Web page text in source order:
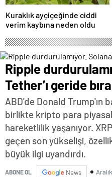
Kuraklık ayçiçeğinde ciddi
verim kaybına neden oldu
Ripple
Tether’ı geride
ABD'de Donald Trump'ın
birlikte kripto para
hareketlilik yaşanıyor.
geçen son yükselişi,
büyük ilgi uyandırdı.
ABONE OL News